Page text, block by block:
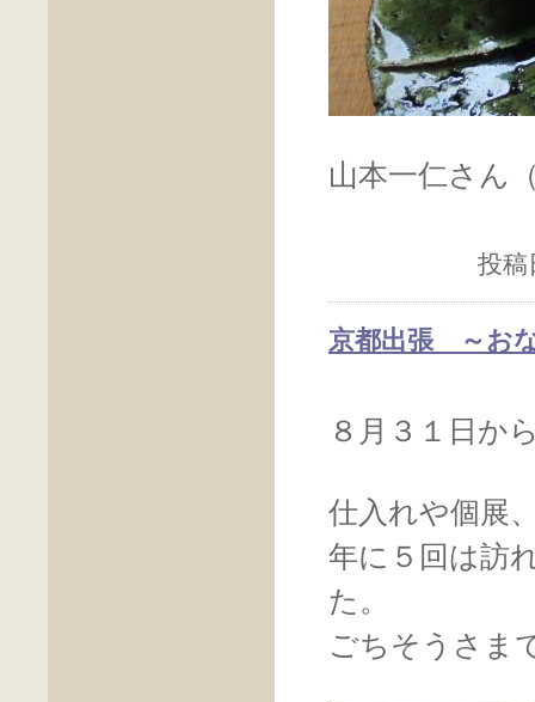
山本一仁さん
投稿
京都出張 ～お
８月３１日か
仕入れや個展
年に５回は訪
た。
ごちそうさま